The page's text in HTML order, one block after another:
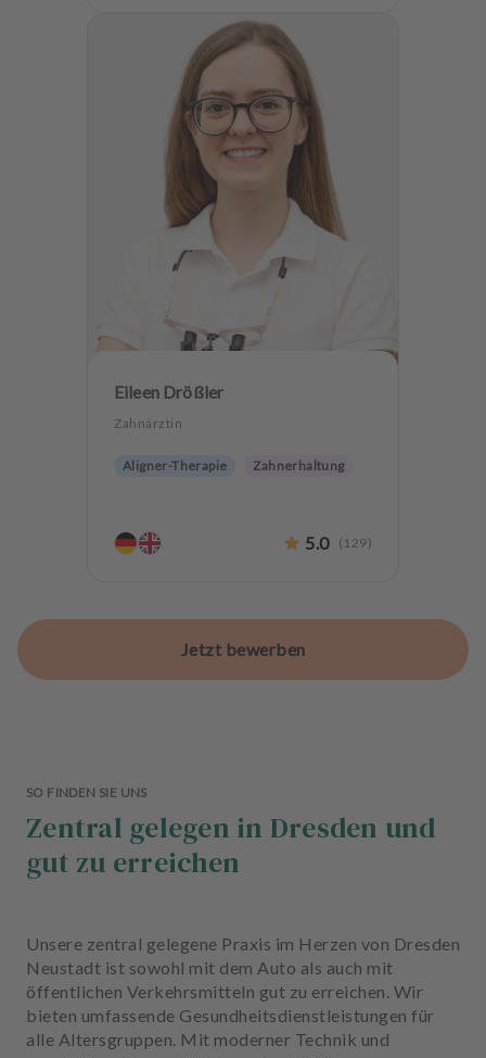
Eileen Drößler
Zahnärztin
Aligner-Therapie Zahnerhaltung
5.0 ( 129)
Jetzt bewerben
SO FINDEN SIE UNS
Zentral gelegen in Dresden und
gut zu erreichen
Unsere zentral gelegene Praxis im Herzen von Dresden
Neustadt ist sowohl mit dem Auto als auch mit
öffentlichen Verkehrsmitteln gut zu erreichen. Wir
bieten umfassende Gesundheitsdienstleistungen für
alle Altersgruppen. Mit moderner Technik und